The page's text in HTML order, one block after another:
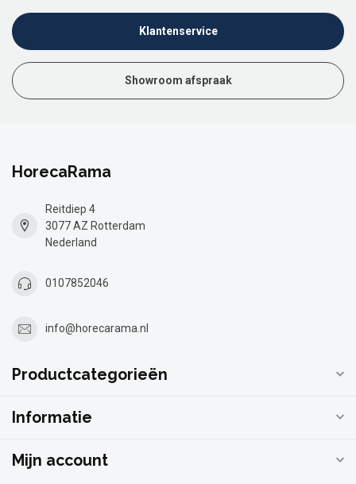
Klantenservice
Showroom afspraak
HorecaRama
Reitdiep 4
3077 AZ Rotterdam
Nederland
0107852046
info@horecarama.nl
Productcategorieën
Informatie
Mijn account